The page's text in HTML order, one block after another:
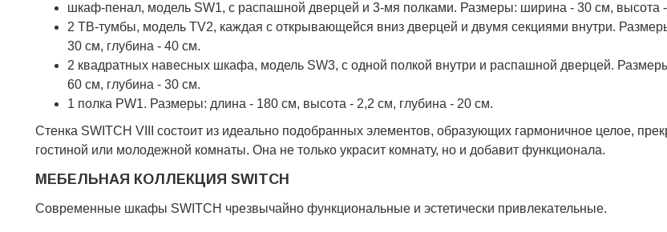
шкаф-пенал, модель SW1, с распашной дверцей и 3-мя полками. Размеры: ширина - 30 см, высота -
2 ТВ-тумбы, модель TV2, каждая с открывающейся вниз дверцей и двумя секциями внутри.
30 см, глубина - 40 см.
2 квадратных навесных шкафа, модель SW3, с одной полкой внутри и распашной дверцей.
60 см, глубина - 30 см.
1 полка PW1. Размеры: длина - 180 см, высота - 2,2 см, глубина - 20 см.
Стенка SWITCH VIII состоит из идеально подобранных элементов, образующих гармоничное целое,
гостиной или молодежной комнаты. Она не только украсит комнату, но и добавит функционала.
МЕБЕЛЬНАЯ КОЛЛЕКЦИЯ SWITCH
Современные шкафы SWITCH чрезвычайно функциональные и эстетически привлекательные.